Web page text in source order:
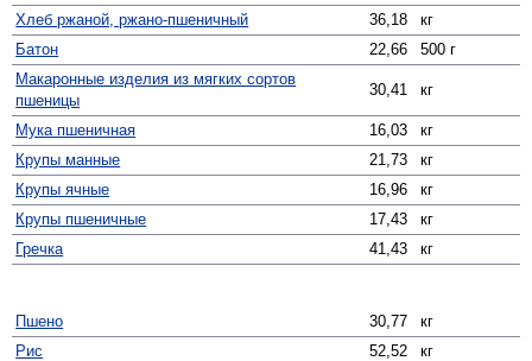
Хлеб ржаной, ржано-пшеничный
36,18
кг
Батон
22,66
500 г
Макаронные изделия из мягких сортов
пшеницы
30,41 кг
Мука пшеничная 16,03
кг
Крупы манные
21,73
кг
Крупы ячные
16,96
кг
Крупы пшеничные
17,43
кг
Гречка
41,43 кг
Пшено 30,77
кг
Рис
52,52
кг